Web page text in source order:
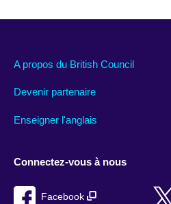
A propos du British Council
Devenir partenaire
Enseigner l'anglais
Connectez-vous à nous
Facebook